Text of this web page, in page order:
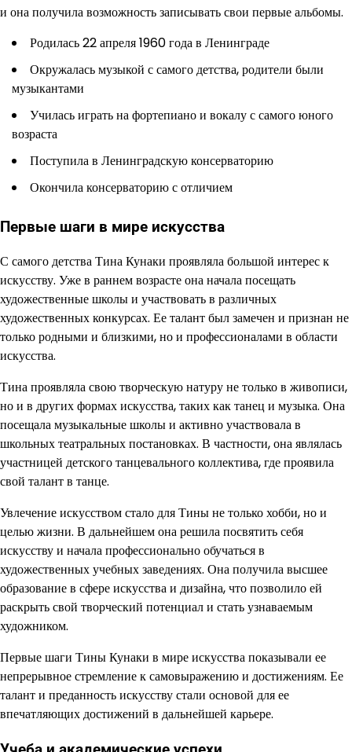
и она получила возможность записывать свои первые альбомы.
Родилась 22 апреля 1960 года в Ленинграде
Окружалась музыкой с самого детства, родители были
музыкантами
Училась играть на фортепиано и вокалу с самого юного
возраста
Поступила в Ленинградскую консерваторию
Окончила консерваторию с отличием
Первые шаги в мире искусства
С самого детства Тина Кунаки проявляла большой интерес к
искусству. Уже в раннем возрасте она начала посещать
художественные школы и участвовать в различных
художественных конкурсах. Ее талант был замечен и признан не
только родными и близкими, но и профессионалами в области
искусства.
Тина проявляла свою творческую натуру не только в живописи,
но и в других формах искусства, таких как танец и музыка. Она
посещала музыкальные школы и активно участвовала в
школьных театральных постановках. В частности, она являлась
участницей детского танцевального коллектива, где проявила
свой талант в танце.
Увлечение искусством стало для Тины не только хобби, но и
целью жизни. В дальнейшем она решила посвятить себя
искусству и начала профессионально обучаться в
художественных учебных заведениях. Она получила высшее
образование в сфере искусства и дизайна, что позволило ей
раскрыть свой творческий потенциал и стать узнаваемым
художником.
Первые шаги Тины Кунаки в мире искусства показывали ее
непрерывное стремление к самовыражению и достижениям. Ее
талант и преданность искусству стали основой для ее
впечатляющих достижений в дальнейшей карьере.